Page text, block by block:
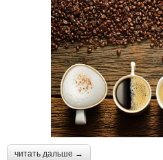
читать дальше →